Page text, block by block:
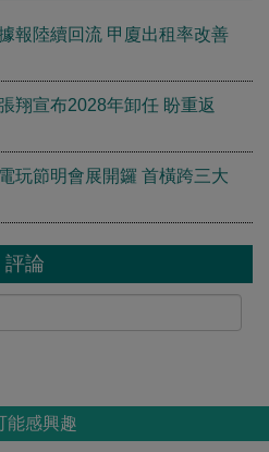
報陸續回流 甲廈出租率改善
翔宣布2028年卸任 盼重返
玩節明會展開鑼 首橫跨三大
評論
能感興趣